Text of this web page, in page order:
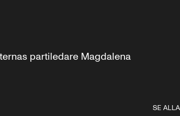
partiledare Magdalena
SE ALLA